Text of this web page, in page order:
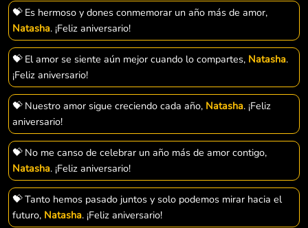
💝 Es hermoso y dones conmemorar un año más de amor,
Natasha. ¡Feliz aniversario!
💝 El amor se siente aún mejor cuando lo compartes, Natasha.
¡Feliz aniversario!
💝 Nuestro amor sigue creciendo cada año, Natasha. ¡Feliz
aniversario!
💝 No me canso de celebrar un año más de amor contigo,
Natasha. ¡Feliz aniversario!
💝 Tanto hemos pasado juntos y solo podemos mirar hacia el
futuro, Natasha. ¡Feliz aniversario!